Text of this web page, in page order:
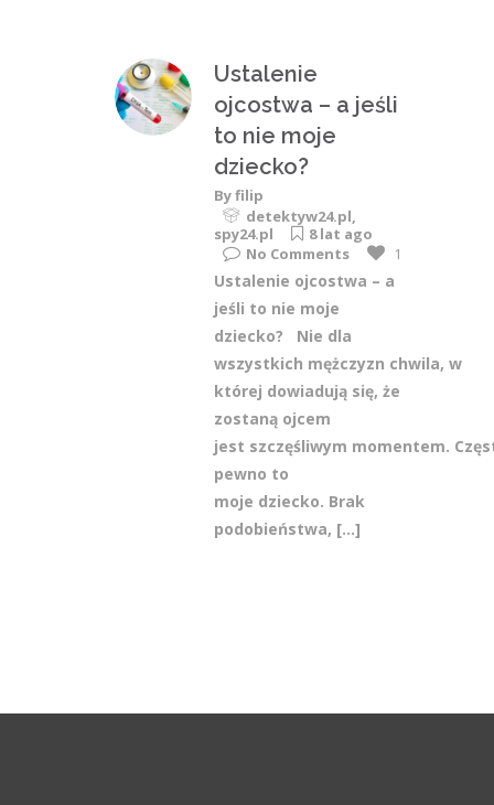
Ustalenie
ojcostwa – a jeśli
to nie moje
dziecko?
Byfilip
detektyw24.pl,
spy24.pl
8 lat ago
No Comments
1
Ustalenie ojcostwa – a
jeśli to nie moje
dziecko? Nie dla
wszystkich mężczyzn chwila, w
której dowiadują się, że
zostaną ojcem
jest szczęśliwym momentem.
pewno to
moje dziecko. Brak
podobieństwa, [...]